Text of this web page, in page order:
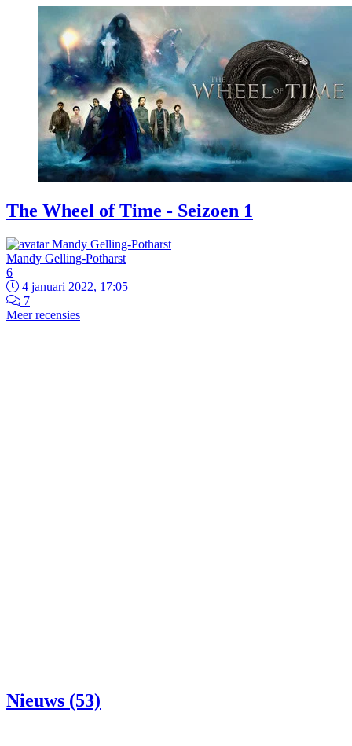
The Wheel of Time - Seizoen 1
Mandy Gelling-Potharst
6
4 januari 2022, 17:05
7
Meer recensies
Nieuws (53)